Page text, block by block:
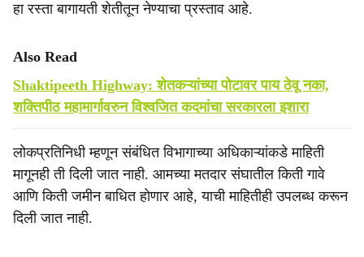
हा रस्ता बागायती शेतीतून नेण्याचा प्रस्ताव आहे.
Also Read
Shaktipeeth Highway: शेतकऱ्यांच्या पोटावर पाय ठेवू नका,
शक्तिपीठ महामार्गावरुन विश्वजित कदमांचा सरकारला इशारा
लोकप्रतिनिधी म्हणून संबंधित विभागाच्या अधिकाऱ्यांकडे माहिती
मागूनही ती दिली जात नाही. आमच्या मतदार संघातील किती गावे
आणि किती जमीन बाधित होणार आहे, याची माहितीही उपलब्ध करून
दिली जात नाही.